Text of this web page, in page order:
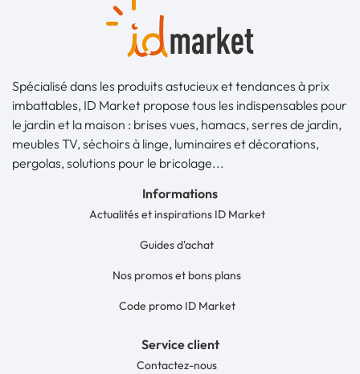
Spécialisé dans les produits astucieux et tendances à prix
imbattables, ID Market propose tous les indispensables pour
le jardin et la maison : brises vues, hamacs, serres de jardin,
meubles TV, séchoirs à linge, luminaires et décorations,
pergolas, solutions pour le bricolage...
Informations
Actualités et inspirations ID Market
Guides d'achat
Nos promos et bons plans
Code promo ID Market
Service client
Contactez-nous